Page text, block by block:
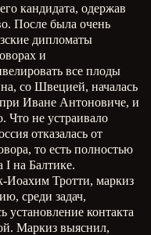
кандидата, одержав
После была очень
дипломаты
и
все плоды
со Швецией, началась
Иване Антоновиче, и
Что не устраивало
отказалась от
то есть полностью
I на Балтике.
Иоахим Тротти, маркиз
среди задач,
установление контакта
Маркиз выяснил,